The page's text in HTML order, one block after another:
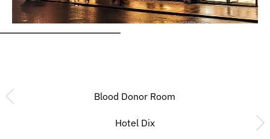
Hotel Dix
Blood Donor Room